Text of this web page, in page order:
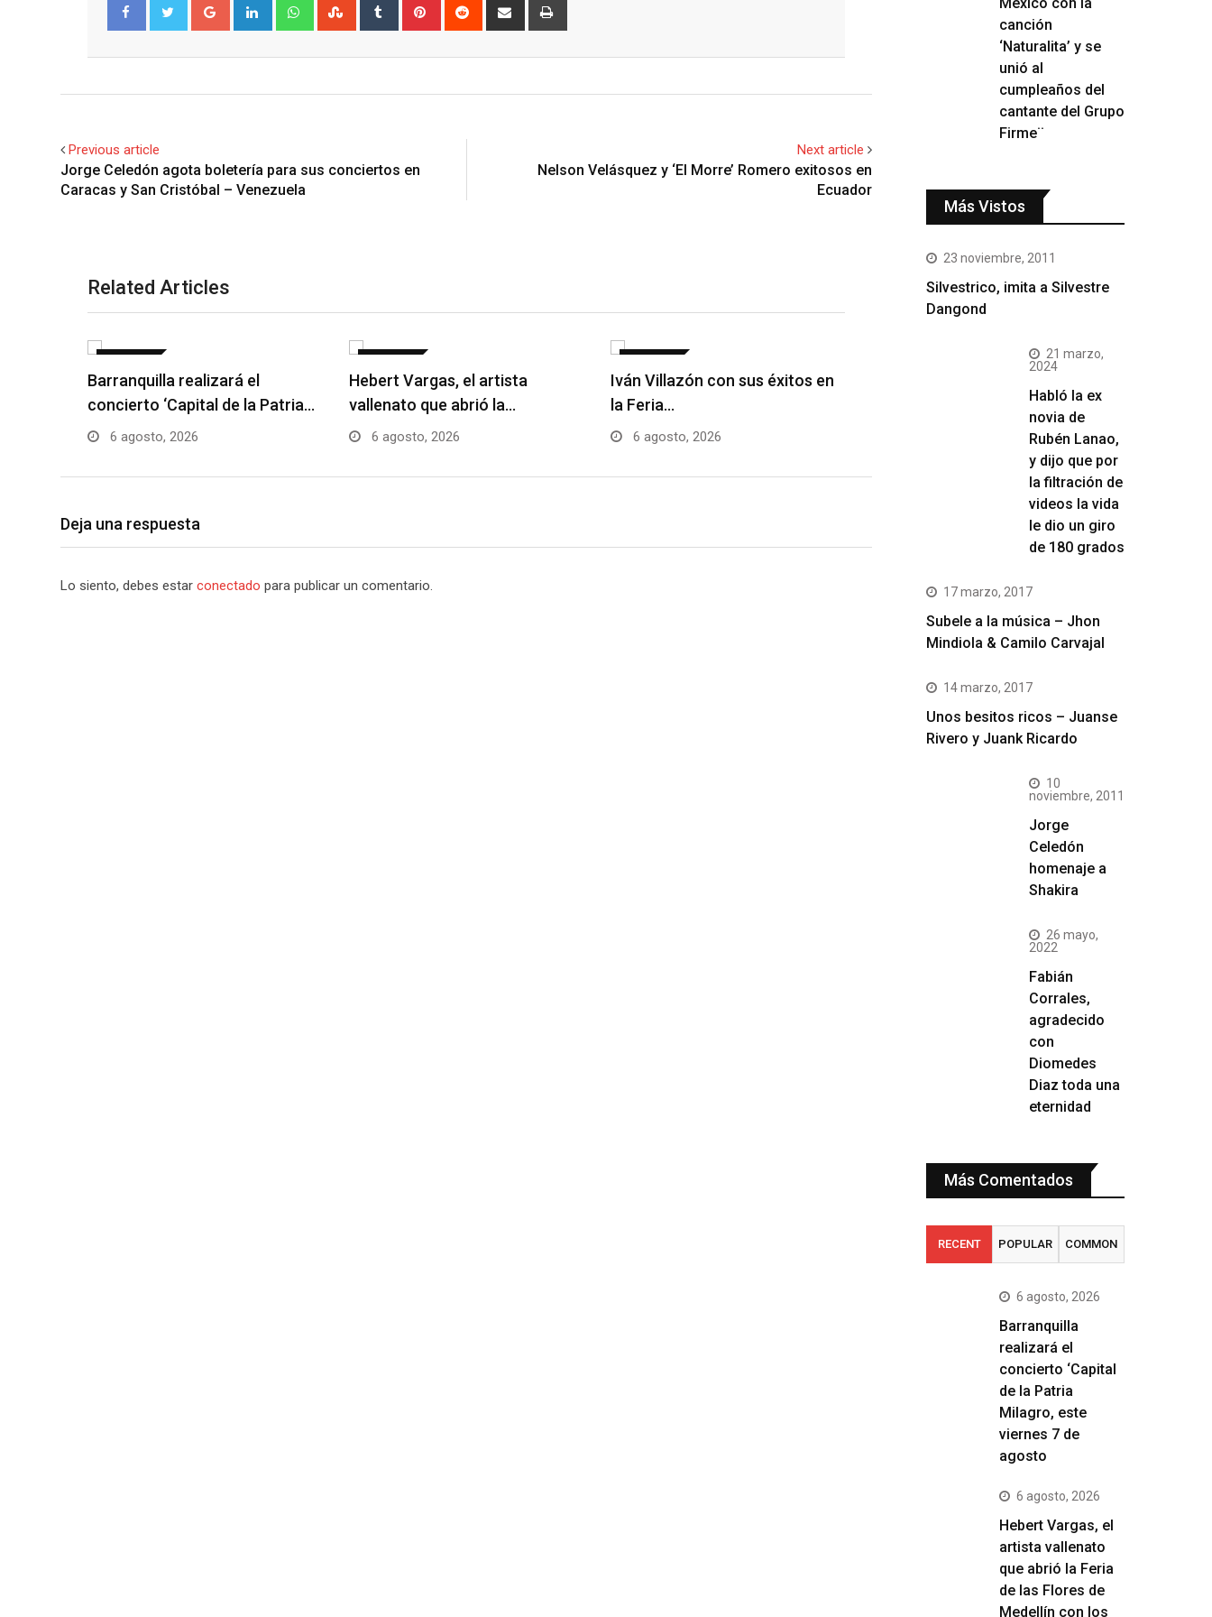
Google+ LinkedIn WhatsappStumbleUpon
Tumblr Pinterest Reddit
Share
Previous article
Jorge Celedón agota boletería para sus conciertos en
Caracas y San Cristóbal – Venezuela
Next article
Nelson Velásquez y ‘El Morre’ Romero exitosos en
Ecuador
Related Articles
Barranquilla realizará el
concierto ‘Capital de la Patria…
6 agosto, 2026
Hebert Vargas, el artista
vallenato que abrió la…
6 agosto, 2026
Iván Villazón con sus éxitos en
la Feria…
6 agosto, 2026
Deja una respuesta
Lo siento, debes estar conectado para publicar un comentario.
canción
‘Naturalita’ y se
unió al
cumpleaños del
cantante del Grupo
Firme¨
Más Vistos
23 noviembre, 2011
Silvestrico, imita a Silvestre
Dangond
21 marzo,
2024
Habló la ex
novia de
Rubén Lanao,
y dijo que por
la filtración de
videos la vida
le dio un giro
de 180 grados
17 marzo, 2017
Subele a la música – Jhon
Mindiola & Camilo Carvajal
14 marzo, 2017
Unos besitos ricos – Juanse
Rivero y Juank Ricardo
10
noviembre, 2011
Jorge
Celedón
homenaje a
Shakira
26 mayo,
2022
Fabián
Corrales,
agradecido
con
Diomedes
Diaz toda una
eternidad
Más Comentados
RECENT POPULAR COMMON
6 agosto, 2026
Barranquilla
realizará el
concierto ‘Capital
de la Patria
Milagro, este
viernes 7 de
agosto
6 agosto, 2026
Hebert Vargas, el
artista vallenato
que abrió la Feria
de las Flores de
Medellín con los